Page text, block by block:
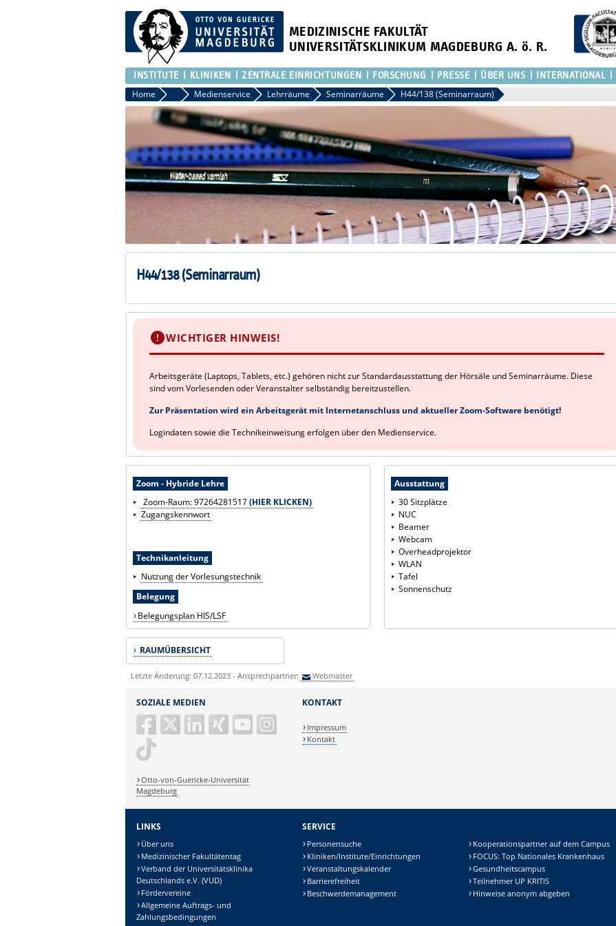
MEDIZINISCHE FAKULTÄT
UNIVERSITÄTSKLINIKUM MAGDEBURG A. ö. R.
INSTITUTE KLINIKEN ZENTRALE EINRICHTUNGEN FORSCHUNG PRESSE ÜBER UNS INTERNATIONAL
Home Marketing, Kommunikation und Medien
Medienservice Lehrräume Seminarräume H44/138 (Seminarraum)
H44/138 (Seminarraum)
WICHTIGER HINWEIS!
Arbeitsgeräte (Laptops, Tablets, etc.) gehören nicht zur Standardausstattung der Hörsäle und Seminarräume. Diese
sind vom Vorlesenden oder Veranstalter selbständig bereitzustellen.
Zur Präsentation wird ein Arbeitsgerät mit Internetanschluss und aktueller Zoom-Software benötigt!
Logindaten sowie die Technikeinweisung erfolgen über den Medienservice.
Zoom - Hybride Lehre
Zoom-Raum: 97264281517(HIER KLICKEN)
Zugangskennwort
Technikanleitung
Nutzung der Vorlesungstechnik
Belegung
Belegungsplan HIS/LSF
Ausstattung
30 Sitzplätze
NUC
Beamer
Webcam
Overheadprojektor
WLAN
Tafel
Sonnenschutz
RAUMÜBERSICHT
Letzte Änderung: 07.12.2023 - Ansprechpartner: Webmaster
SOZIALE MEDIEN
Otto-von-Guericke-Universität
Magdeburg
KONTAKT
Impressum
Kontakt
LINKS
Über uns
Medizinischer Fakultätentag
Verband der Universitätsklinika
Deutschlands e.V. (VUD)
Fördervereine
Allgemeine Auftrags- und
Zahlungsbedingungen
SERVICE
Personensuche
Kliniken/Institute/Einrichtungen
Veranstaltungskalender
Barrierefreiheit
Beschwerdemanagement
Kooperationspartner auf dem Campus
FOCUS: Top Nationales Krankenhaus
Gesundheitscampus
Teilnehmer UP KRITIS
Hinweise anonym abgeben